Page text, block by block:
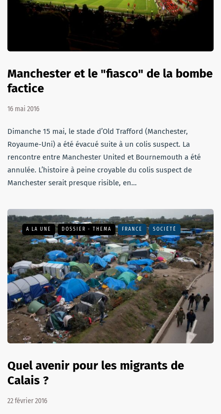
Manchester et le "fiasco" de la bombe
factice
16 mai 2016
Dimanche 15 mai, le stade d’Old Trafford (Manchester,
Royaume-Uni) a été évacué suite à un colis suspect. La
rencontre entre Manchester United et Bournemouth a été
annulée. L’histoire à peine croyable du colis suspect de
Manchester serait presque risible, en…
A LA UNE DOSSIER - THEMA FRANCE SOCIÉTÉ
Quel avenir pour les migrants de
Calais ?
22 février 2016